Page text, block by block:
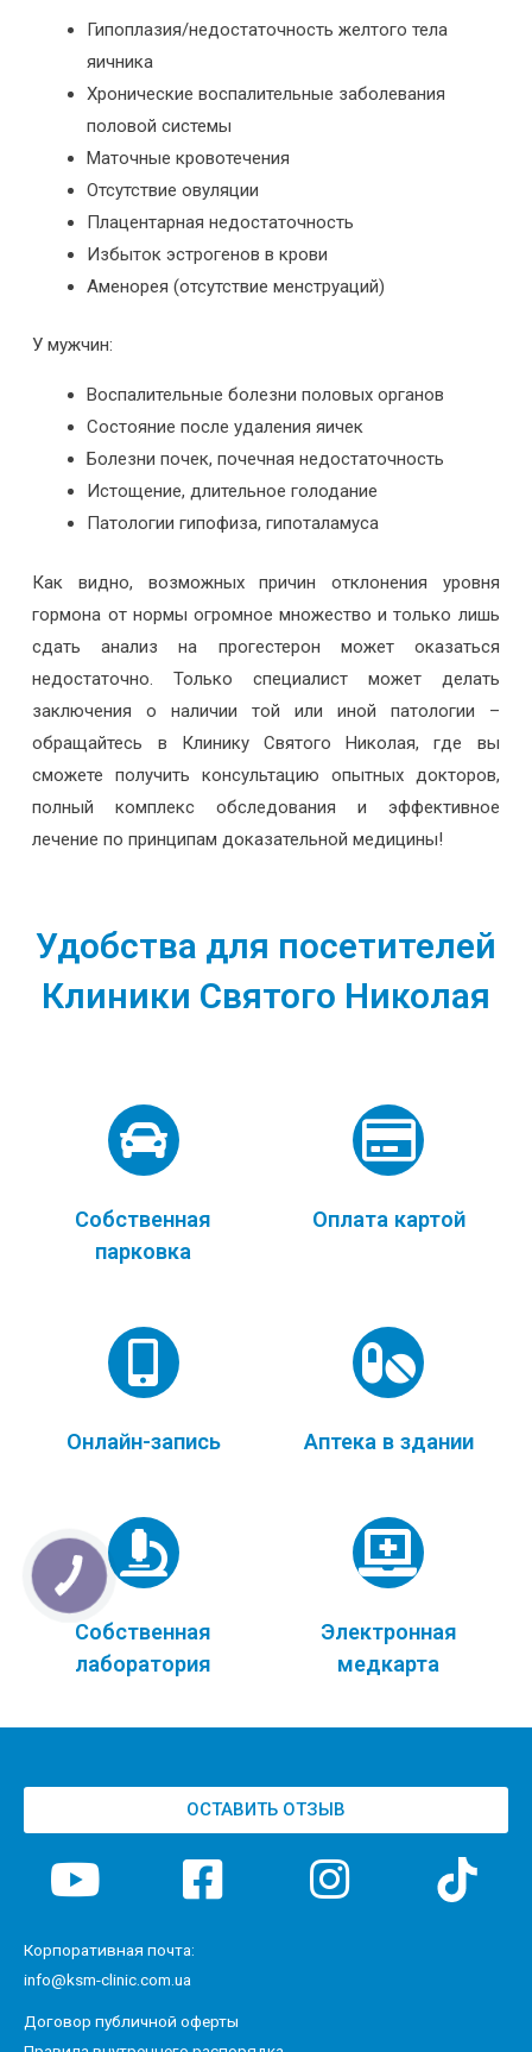
Гипоплазия/недостаточность желтого тела
яичника
Хронические воспалительные заболевания
половой системы
Маточные кровотечения
Отсутствие овуляции
Плацентарная недостаточность
Избыток эстрогенов в крови
Аменорея (отсутствие менструаций)
У мужчин:
Воспалительные болезни половых органов
Состояние после удаления яичек
Болезни почек, почечная недостаточность
Истощение, длительное голодание
Патологии гипофиза, гипоталамуса
Как видно, возможных причин отклонения уровня
гормона от нормы огромное множество и только лишь
сдать анализ на прогестерон может оказаться
недостаточно. Только специалист может делать
заключения о наличии той или иной патологии –
обращайтесь в Клинику Святого Николая, где вы
сможете получить консультацию опытных докторов,
полный комплекс обследования и эффективное
лечение по принципам доказательной медицины!
Удобства для посетителей
Клиники Святого Николая
Собственная
парковка
Оплата картой
Онлайн-запись Аптека в здании
Собственная
лаборатория
Электронная
медкарта
ОСТАВИТЬ ОТЗЫВ
Корпоративная почта:
info@ksm-clinic.com.ua
Договор публичной оферты